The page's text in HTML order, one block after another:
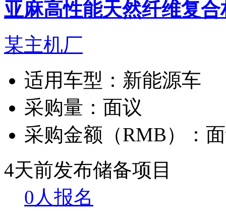
亚麻高性能天然纤维复合
某主机厂
适用车型： 新能源车
采购量： 面议
采购金额（RMB）：
4天前发布储备项目
0人报名